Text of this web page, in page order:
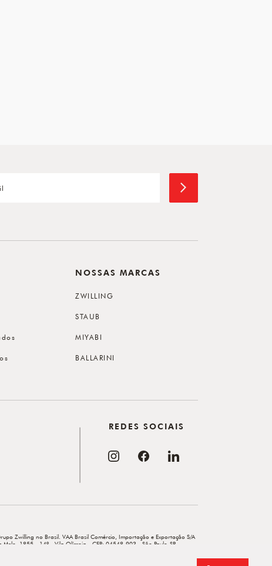
NOSSAS MARCAS
ZWILLING
STAUB
MIYABI
BALLARINI
REDES SOCIAIS
Zwilling no Brasil. VAA Brasil Comércio, Importação e Exportação S/A
1855 - 14º - Vila Olímpia - CEP: 04548-903 - São Paulo-SP.